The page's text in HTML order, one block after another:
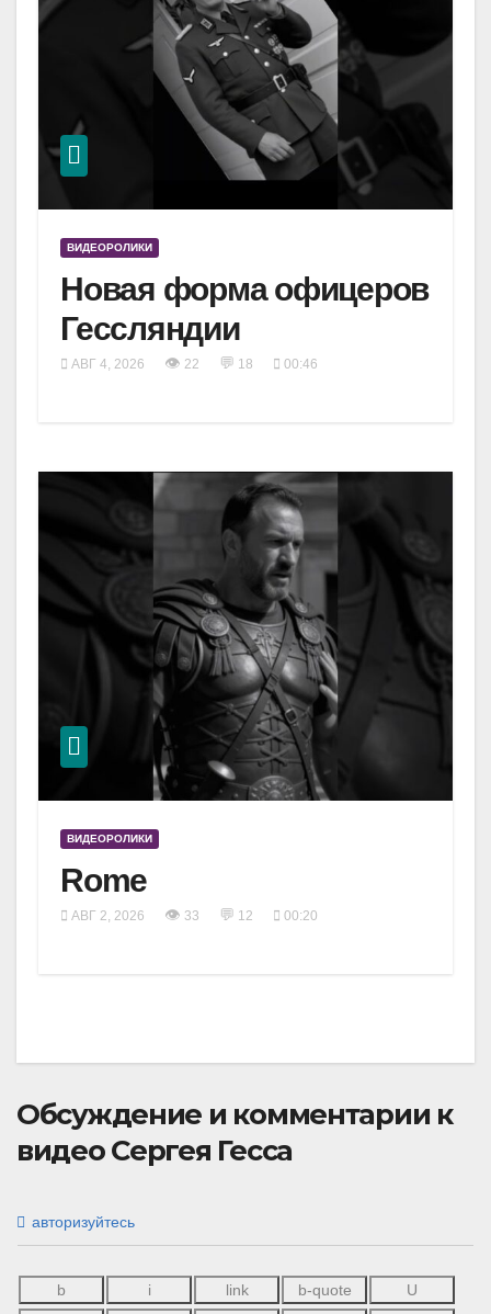
ВИДЕОРОЛИКИ
Новая форма офицеров
Гессляндии
АВГ 4, 2026 👁 22 💬 18 00:46
ВИДЕОРОЛИКИ
Rome
АВГ 2, 2026 👁 33 💬 12 00:20
Обсуждение и комментарии к
видео Сергея Гесса
авторизуйтесь